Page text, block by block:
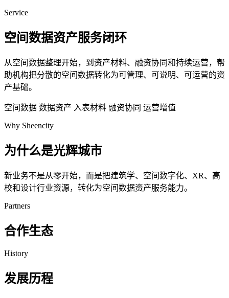
Service
空间数据资产服务闭环
从空间数据整理开始，到资产材料、融资协同和持续运营，帮
助机构把分散的空间数据转化为可管理、可说明、可运营的资
产基础。
空间数据 数据资产 入表材料 融资协同 运营增值
Why Sheencity
为什么是光辉城市
新业务不是从零开始，而是把建筑学、空间数字化、XR、高
校和设计行业资源，转化为空间数据资产服务能力。
Partners
合作生态
History
发展历程